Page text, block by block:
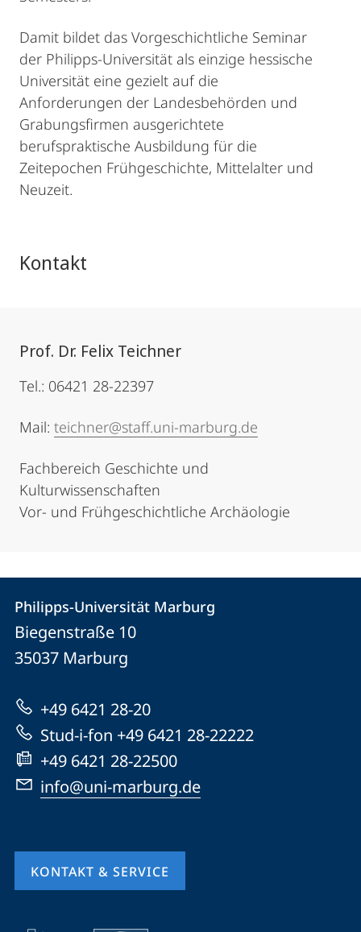
Damit bildet das Vorgeschichtliche Seminar
der Philipps-Universität als einzige hessische
Universität eine gezielt auf die
Anforderungen der Landesbehörden und
Grabungsfirmen ausgerichtete
berufspraktische Ausbildung für die
Zeitepochen Frühgeschichte, Mittelalter und
Neuzeit.
Kontakt
Prof. Dr. Felix Teichner
Tel.: 06421 28-22397
Mail: teichner@staff.uni-marburg.de
Fachbereich Geschichte und
Kulturwissenschaften
Vor- und Frühgeschichtliche Archäologie
Kontakt
und
Informationen
zur
Website
Kontaktinformationen
Philipps-
Universität
Philipps-Universität Marburg
Biegenstraße 10
35037 Marburg
+49 6421 28-20
Stud-i-fon +49 6421 28-22222
+49 6421 28-22500
info@uni-marburg.de
KONTAKT & SERVICE